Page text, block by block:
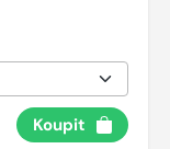
Koupit